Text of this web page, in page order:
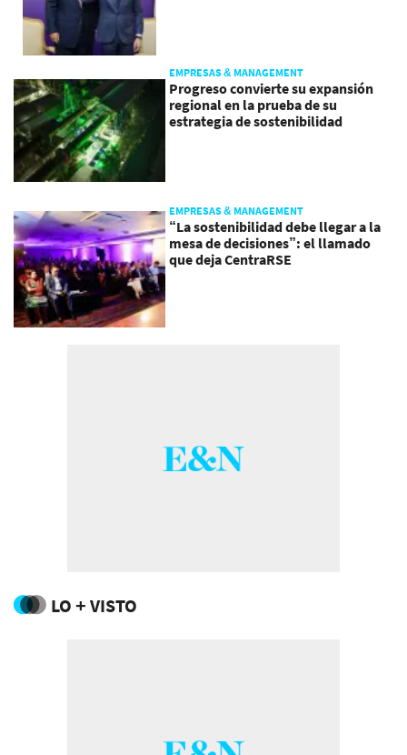
EMPRESAS & MANAGEMENT
Progreso convierte su expansión
regional en la prueba de su
estrategia de sostenibilidad
EMPRESAS & MANAGEMENT
“La sostenibilidad debe llegar a la
mesa de decisiones”: el llamado
que deja CentraRSE
LO + VISTO